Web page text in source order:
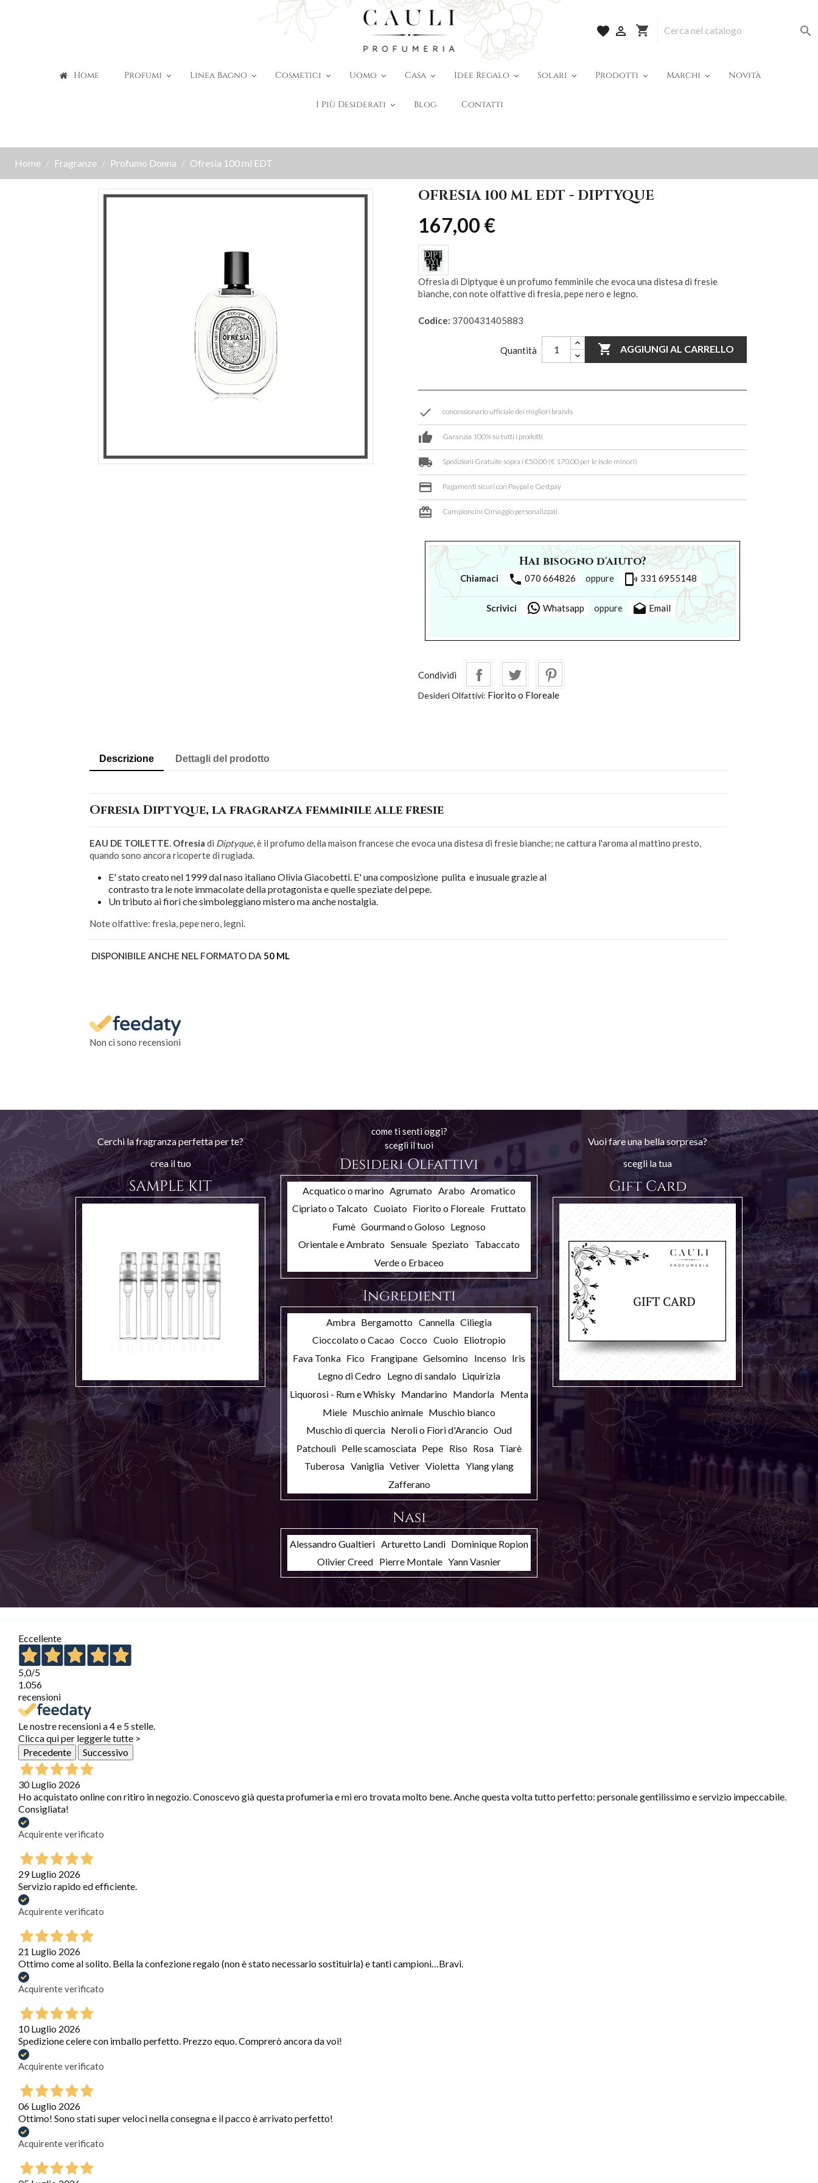
favorite  shopping_cart 
Home Profumi Linea Bagno Cosmetici Uomo Casa Idee Regalo Solari Prodotti Marchi Novità
I Più Desiderati Blog Contatti
Home Fragranze Profumo Donna Ofresia 100 ml EDT
OFRESIA 100 ML EDT - DIPTYQUE
167,00 €
Ofresia di Diptyque è un profumo femminile che evoca una distesa di fresie
bianche, con note olfattive di fresia, pepe nero e legno.
Codice: 3700431405883
Quantità  AGGIUNGI AL CARRELLO
done concessionario ufficiale dei migliori brands
thumb_up Garanzia 100% su tutti i prodotti
local_shipping Spedizioni Gratuite sopra i €50,00 (€ 170,00 per le Isole minori)
credit_card Pagamenti sicuri con Paypal e Gestpay
card_giftcard Campioncini Omaggio personalizzati
Hai bisogno d'aiuto?
Chiamaci phone 070 664826 oppure phonelink_ring 331 6955148
Scrivici Whatsapp oppure drafts Email
Condividi
Desideri Olfattivi: Fiorito o Floreale
Descrizione Dettagli del prodotto
Ofresia Diptyque, la fragranza femminile alle fresie
EAU DE TOILETTE. Ofresia di Diptyque, è il profumo della maison francese che evoca una distesa di fresie bianche; ne cattura l'aroma al mattino presto,
quando sono ancora ricoperte di rugiada.
E' stato creato nel 1999 dal naso italiano Olivia Giacobetti. E' una composizione pulita e inusuale grazie al
contrasto tra le note immacolate della protagonista e quelle speziate del pepe.
Un tributo ai fiori che simboleggiano mistero ma anche nostalgia.
Note olfattive: fresia, pepe nero, legni.
DISPONIBILE ANCHE NEL FORMATO DA 50 ML
Non ci sono recensioni
Cerchi la fragranza perfetta per te?
crea il tuo
SAMPLE KIT
come ti senti oggi?
scegli il tuoi
Desideri Olfattivi
Acquatico o marino Agrumato Arabo Aromatico
Cipriato o Talcato Cuoiato Fiorito o Floreale Fruttato
Fumè Gourmand o Goloso Legnoso
Orientale e Ambrato Sensuale Speziato Tabaccato
Verde o Erbaceo
Ingredienti
Ambra Bergamotto Cannella Ciliegia
Cioccolato o Cacao Cocco Cuoio Eliotropio
Fava Tonka Fico Frangipane Gelsomino Incenso Iris
Legno di Cedro Legno di sandalo Liquirizia
Liquorosi - Rum e Whisky Mandarino Mandorla Menta
Miele Muschio animale Muschio bianco
Muschio di quercia Neroli o Fiori d'Arancio Oud
Patchouli Pelle scamosciata Pepe Riso Rosa Tiarè
Tuberosa Vaniglia Vetiver Violetta Ylang ylang
Zafferano
Nasi
Alessandro Gualtieri Arturetto Landi Dominique Ropion
Olivier Creed Pierre Montale Yann Vasnier
Vuoi fare una bella sorpresa?
scegli la tua
Gift Card
Eccellente
5,0/5
1.056
recensioni
Le nostre recensioni a 4 e 5 stelle.
Clicca qui per leggerle tutte >
Precedente
Successivo
30 Luglio 2026
Ho acquistato online con ritiro in negozio. Conoscevo già questa profumeria e mi ero trovata molto bene. Anche questa volta tutto perfetto: personale gentilissimo e servizio impeccabile.
Consigliata!
Acquirente verificato
29 Luglio 2026
Servizio rapido ed efficiente.
Acquirente verificato
21 Luglio 2026
Ottimo come al solito. Bella la confezione regalo (non è stato necessario sostituirla) e tanti campioni…Bravi.
Acquirente verificato
10 Luglio 2026
Spedizione celere con imballo perfetto. Prezzo equo. Comprerò ancora da voi!
Acquirente verificato
06 Luglio 2026
Ottimo! Sono stati super veloci nella consegna e il pacco è arrivato perfetto!
Acquirente verificato